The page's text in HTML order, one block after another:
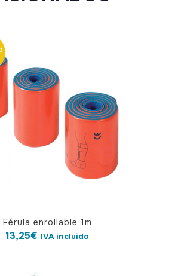
Férula enrollable 1m
13,25€ IVA incluido